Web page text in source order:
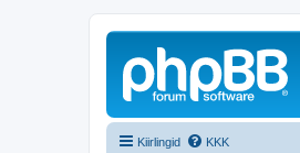
Kiirlingid KKK